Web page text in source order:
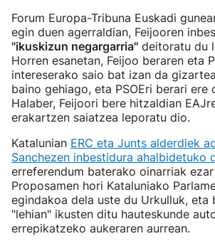
Forum Europa-Tribuna Euskadi
egin duen agerraldian, Feijooren
"ikuskizun negargarria" deitoratu du
Horren esanetan, Feijoo beraren eta
intereserako saio bat izan da
baino gehiago, eta PSOEri berari ere
Halaber, Feijoori bere hitzaldian
erakartzen saiatzea leporatu dio.
Katalunian ERC eta Junts alderdiek
Sanchezen inbestidura ahalbidetuko
erreferendum baterako oinarriak
Proposamen hori Kataluniako
egindakoa dela uste du Urkulluk, eta
"lehian" ikusten ditu hauteskunde
errepikatzeko aukeraren aurrean.